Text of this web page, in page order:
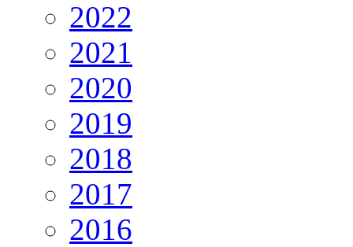
2022
2021
2020
2019
2018
2017
2016